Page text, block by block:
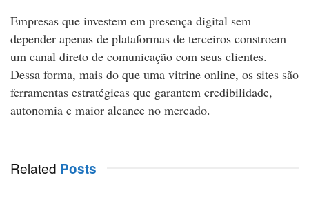
Empresas que investem em presença digital sem
depender apenas de plataformas de terceiros constroem
um canal direto de comunicação com seus clientes.
Dessa forma, mais do que uma vitrine online, os sites são
ferramentas estratégicas que garantem credibilidade,
autonomia e maior alcance no mercado.
Related Posts